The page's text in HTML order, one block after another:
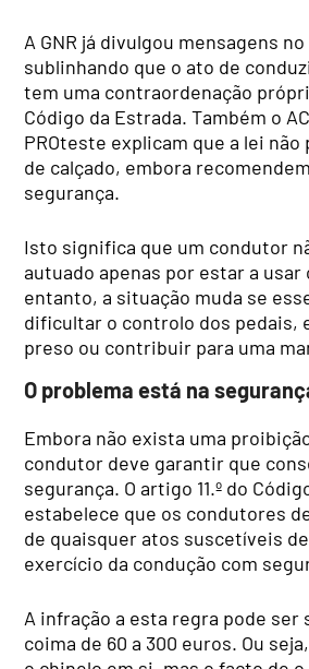
A GNR já divulgou mensagens
sublinhando que o ato de
tem uma contraordenação
Código da Estrada. Também o
PROteste explicam que a lei
de calçado, embora
segurança.
Isto significa que um condutor
autuado apenas por estar a usar
entanto, a situação muda se
dificultar o controlo dos pedais,
preso ou contribuir para uma
O problema está na
Embora não exista uma
condutor deve garantir que
segurança. O artigo 11.º do
estabelece que os condutores
de quaisquer atos suscetíveis
exercício da condução com
A infração a esta regra pode ser
coima de 60 a 300 euros. Ou